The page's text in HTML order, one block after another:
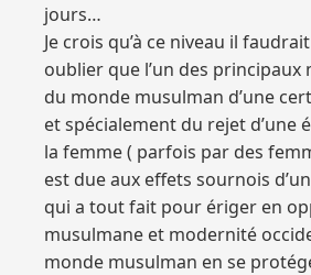
jours…
Je crois qu’à ce niveau il
oublier que l’un des
du monde musulman d’une
et spécialement du rejet d’une
la femme ( parfois par des
est due aux effets sournois
qui a tout fait pour ériger en
musulmane et modernité
monde musulman en se